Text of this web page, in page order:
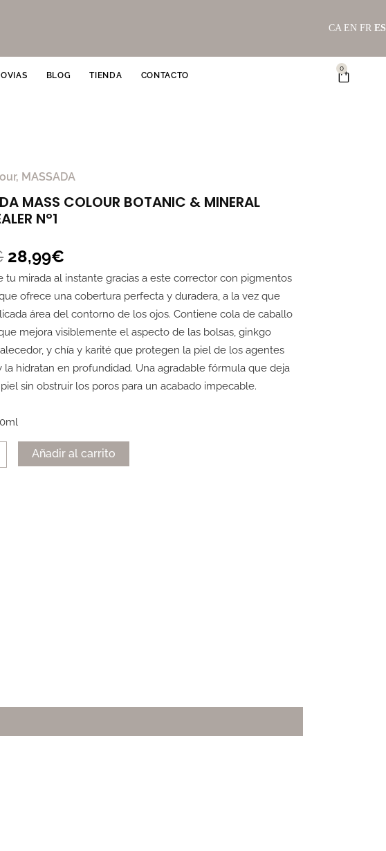
CA EN FR ES
BLOG TIENDA CONTACTO
0
Carrito
, MASSADA
MASS COLOUR BOTANIC & MINERAL
Nº1
El
precio
original
34,10€.
28,99€
El
precio
tu mirada al instante gracias a este corrector con pigmentos
ofrece una cobertura perfecta y duradera, a la vez que
área del contorno de los ojos. Contiene cola de caballo
mejora visiblemente el aspecto de las bolsas, ginkgo
y chía y karité que protegen la piel de los agentes
la hidratan en profundidad. Una agradable fórmula que deja
sin obstruir los poros para un acabado impecable.
Añadir al carrito